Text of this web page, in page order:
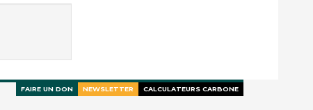
FAIRE UN DON NEWSLETTER CALCULATEURS CARBONE